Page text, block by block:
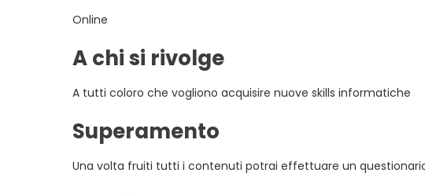
Online
A chi si rivolge
A tutti coloro che vogliono acquisire nuove skills informatiche
Superamento
Una volta fruiti tutti i contenuti potrai effettuare un